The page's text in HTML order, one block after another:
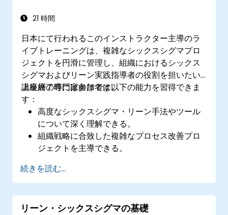
的に主導し管理できる
21 時間
日本にて行われるこのインストラクター主導のラ
イブトレーニングは、複雑なシックスシグマプロ
ジェクトを円滑に管理し、組織におけるシックス
シグマおよびリーン実践指導者の役割を担いたい
上級層の専門家向けです。
講座終了時には参加者は以下の能力を習得できま
す：
高度なシックスシグマ・リーン手法やツール
について深く理解できる。
組織戦略に合致した複雑なプロセス改善プロ
ジェクトを主導できる。
思決定が可能となる。
変化促進活動を効果的に指揮し、継続的改善
の文化を醸成できる。
続きを読む...
リーン・シックスシグマの基礎